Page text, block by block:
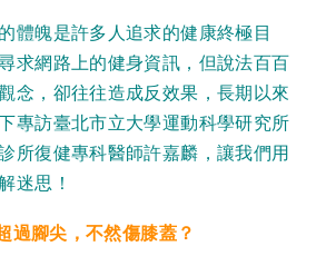
體魄是許多人追求的健康終極目
求網路上的健身資訊，但說法百百
念，卻往往造成反效果，長期以來
專訪臺北市立大學運動科學研究所
所復健專科醫師許嘉麟，讓我們用
迷思！
過腳尖，不然傷膝蓋？